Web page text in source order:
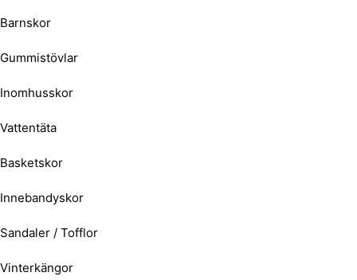
Barnskor
Gummistövlar
Inomhusskor
Vattentäta
Basketskor
Innebandyskor
Sandaler / Tofflor
Vinterkängor